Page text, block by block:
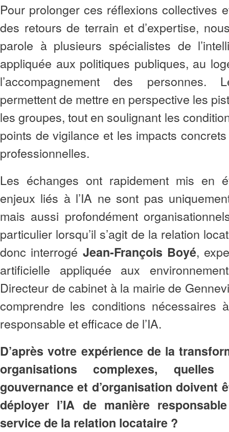
Pour prolonger ces réflexions collectives
des retours de terrain et d’expertise,
parole à plusieurs spécialistes de
appliquée aux politiques publiques, au
l’accompagnement des personnes.
permettent de mettre en perspective les
les groupes, tout en soulignant les
points de vigilance et les impacts
professionnelles.
Les échanges ont rapidement mis en
enjeux liés à l’IA ne sont pas
mais aussi profondément
particulier lorsqu’il s’agit de la relation
donc interrogé Jean‑François Boyé,
artificielle appliquée aux
Directeur de cabinet à la mairie de
comprendre les conditions nécessaires
responsable et efficace de l’IA.
D’après votre expérience de la
organisations complexes,
gouvernance et d’organisation doivent
déployer l’IA de manière
service de la relation locataire ?